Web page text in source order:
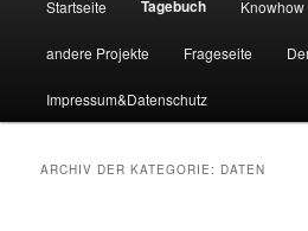
Startseite Tagebuch Knowhow
andere Projekte Frageseite
Impressum&Datenschutz
ARCHIV DER KATEGORIE: DATEN